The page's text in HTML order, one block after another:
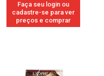
Faça seu login ou
cadastre-se para ver
preços e comprar